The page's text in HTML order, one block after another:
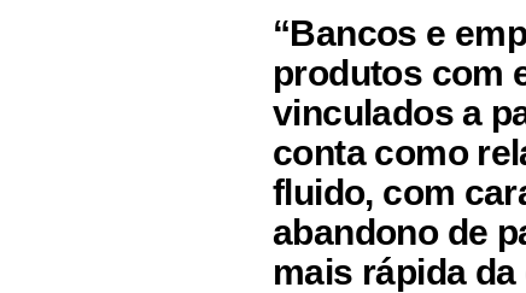
“Bancos e
produtos com
vinculados a
conta como
fluido, com
abandono de
mais rápida